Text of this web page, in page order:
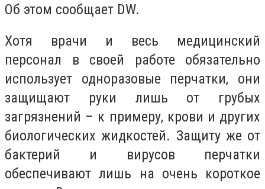
Об этом сообщает DW.
Хотя врачи и весь медицинский
персонал в своей работе обязательно
использует одноразовые перчатки, они
защищают руки лишь от грубых
загрязнений – к примеру, крови и других
биологических жидкостей. Защиту же от
бактерий и вирусов перчатки
обеспечивают лишь на очень короткое